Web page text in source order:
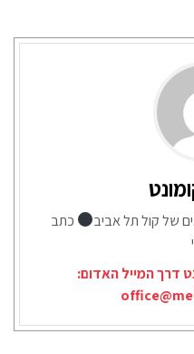
של קול תל אביב
כתב
דרך המייל האדום: